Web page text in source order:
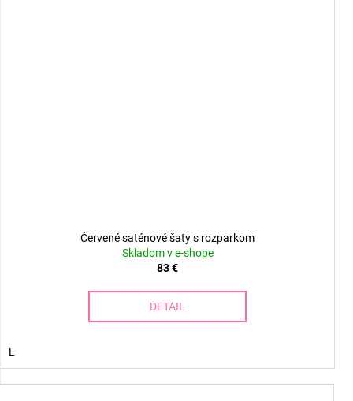
Červené saténové šaty s rozparkom
Skladom v e-shope
83 €
DETAIL
L